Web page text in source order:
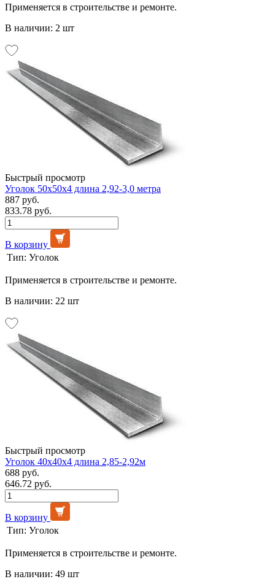
Применяется в строительстве и ремонте.
В наличии: 2 шт
Быстрый просмотр
Уголок 50х50х4 длина 2,92-3,0 метра
887 руб.
833.78 руб.
В корзину
Тип: Уголок
Применяется в строительстве и ремонте.
В наличии: 22 шт
Быстрый просмотр
Уголок 40х40х4 длина 2,85-2,92м
688 руб.
646.72 руб.
В корзину
Тип: Уголок
Применяется в строительстве и ремонте.
В наличии: 49 шт